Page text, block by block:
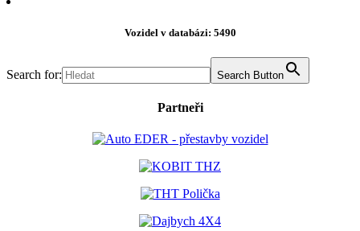
Vozidel v databázi: 5490
Search for: Search Button
Partneři